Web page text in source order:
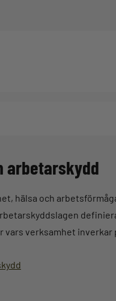
arbetarskydd
hälsa och
verksamhet inverkar